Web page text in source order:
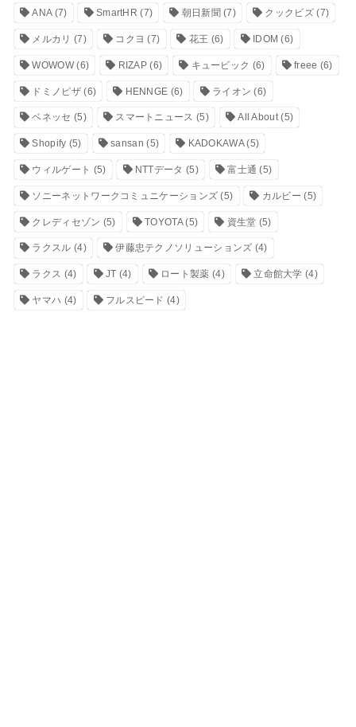
ANA(7) SmartHR (7) 朝日新聞 (7) クックビズ(7)
メルカリ (7) コクヨ (7) 花王 (6) IDOM (6)
WOWOW(6) RIZAP (6) キュービック (6) freee (6)
ドミノピザ(6) HENNGE (6) ライオン (6)
ベネッセ (5) スマートニュース (5) All About(5)
Shopify (5) sansan (5) KADOKAWA(5)
ウィルゲート (5) NTTデータ (5) 富士通 (5)
ソニーネットワークコミュニケーションズ (5) カルビー (5)
クレディセゾン (5) TOYOTA(5) 資生堂 (5)
ラクスル (4) 伊藤忠テクノソリューションズ (4)
ラクス (4) JT (4) ロート製薬 (4) 立命館大学 (4)
ヤマハ (4) フルスピード (4)